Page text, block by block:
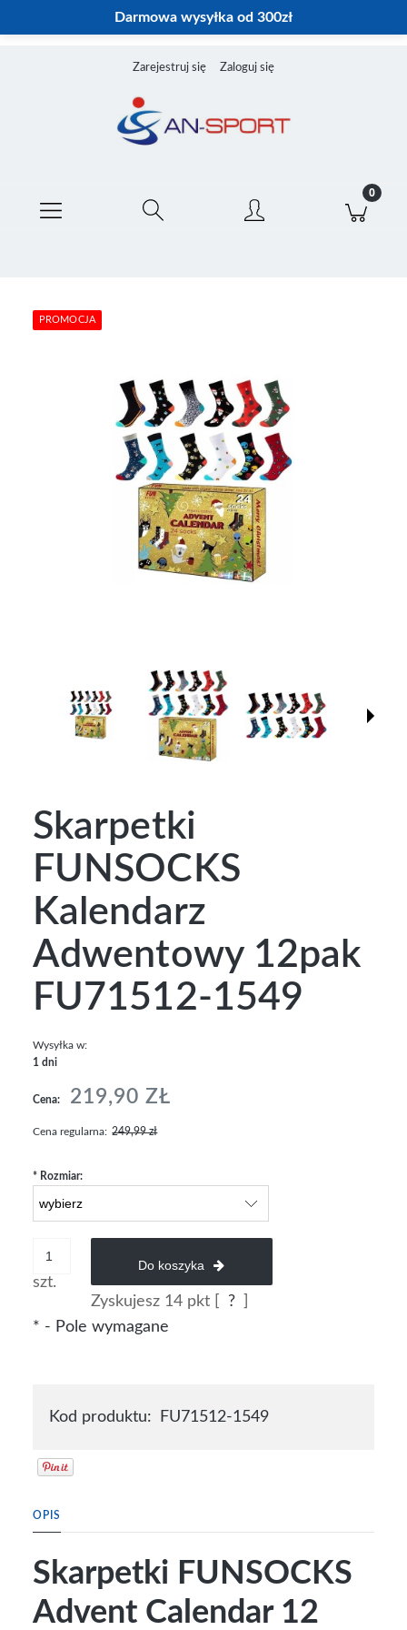
Darmowa wysyłka od 300zł
Zarejestruj się Zaloguj się
PROMOCJA
Skarpetki
FUNSOCKS
Kalendarz
Adwentowy 12pak
FU71512-1549
Wysyłka w:
1 dni
Cena: 219,90 ZŁ
Cena regularna: 249,99 zł
* Rozmiar:
szt.
Do koszyka
Zyskujesz 14pkt [ ?
* - Pole wymagane
Kod produktu: FU71512-1549
OPIS
Skarpetki FUNSOCKS
Advent Calendar 12